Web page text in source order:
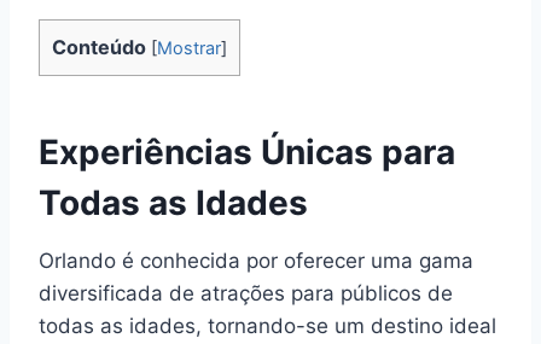
Conteúdo [Mostrar]
Experiências Únicas para
Todas as Idades
Orlando é conhecida por oferecer uma gama
diversificada de atrações para públicos de
todas as idades, tornando-se um destino ideal